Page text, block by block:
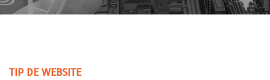
TIP DE WEBSITE